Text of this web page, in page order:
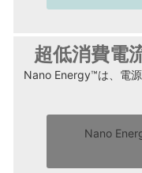
超低消費電
Nano Energy™は、電
Nano